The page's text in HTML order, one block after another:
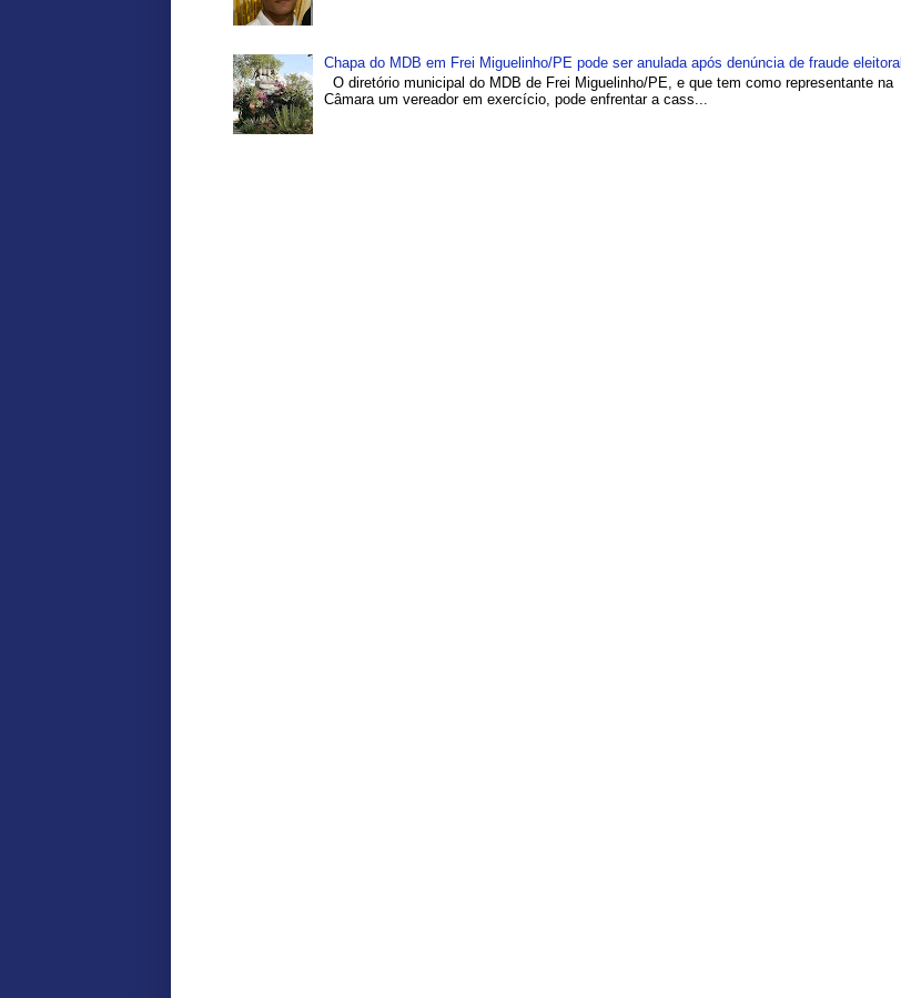
Chapa do MDB em Frei Miguelinho/PE pode ser anulada após denúncia de fraude eleitoral
O diretório municipal do MDB de Frei Miguelinho/PE, e que tem como representante na
Câmara um vereador em exercício, pode enfrentar a cass...